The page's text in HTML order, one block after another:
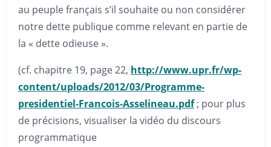
au peuple français s’il souhaite ou non considérer
notre dette publique comme relevant en partie de
la « dette odieuse ».
(cf. chapitre 19, page 22, http://www.upr.fr/wp-
content/uploads/2012/03/Programme-
presidentiel-Francois-Asselineau.pdf; pour plus
de précisions, visualiser la vidéo du discours
programmatique